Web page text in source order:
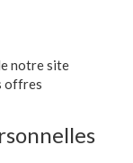
notre site
offres